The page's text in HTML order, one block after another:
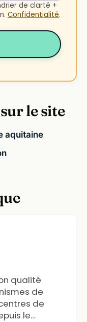
de clarté +
Confidentialité.
le site
aquitaine
qualité
de
de
le…